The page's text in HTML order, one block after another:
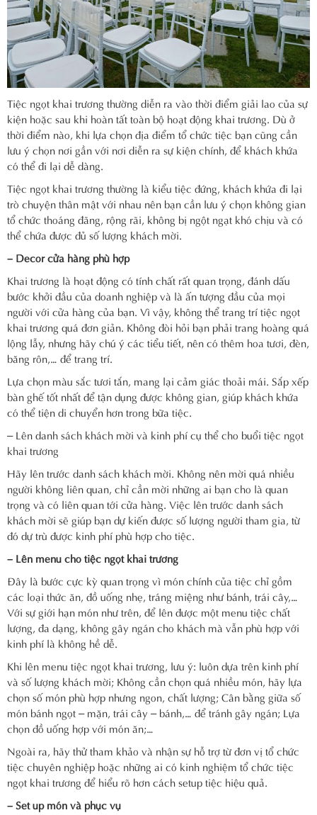
Tiệc ngọt khai trương thường diễn ra vào thời điểm giải lao của sự
kiện hoặc sau khi hoàn tất toàn bộ hoạt động khai trương. Dù ở
thời điểm nào, khi lựa chọn địa điểm tổ chức tiệc bạn cũng cần
lưu ý chọn nơi gần với nơi diễn ra sự kiện chính, để khách khứa
có thể đi lại dễ dàng.
Tiệc ngọt khai trương thường là kiểu tiệc đứng, khách khứa đi lại
trò chuyện thân mật với nhau nên bạn cần lưu ý chọn không gian
tổ chức thoáng đãng, rộng rãi, không bị ngột ngạt khó chịu và có
thể chứa được đủ số lượng khách mời.
– Decor cửa hàng phù hợp
Khai trương là hoạt động có tính chất rất quan trọng, đánh dấu
bước khởi đầu của doanh nghiệp và là ấn tượng đầu của mọi
người với cửa hàng của bạn. Vì vậy, không thể trang trí tiệc ngọt
khai trương quá đơn giản. Không đòi hỏi bạn phải trang hoàng quá
lộng lẫy, nhưng hãy chú ý các tiểu tiết, nên có thêm hoa tươi, đèn,
băng rôn,… để trang trí.
Lựa chọn màu sắc tươi tắn, mang lại cảm giác thoải mái. Sắp xếp
bàn ghế tốt nhất để tận dụng được không gian, giúp khách khứa
có thể tiện di chuyển hơn trong bữa tiệc.
– Lên danh sách khách mời và kinh phí cụ thể cho buổi tiệc ngọt
khai trương
Hãy lên trước danh sách khách mời. Không nên mời quá nhiều
người không liên quan, chỉ cần mời những ai bạn cho là quan
trọng và có liên quan tới cửa hàng. Việc lên trước danh sách
khách mời sẽ giúp bạn dự kiến được số lượng người tham gia, từ
đó dự trù được kinh phí phù hợp cho tiệc.
– Lên menu cho tiệc ngọt khai trương
Đây là bước cực kỳ quan trọng vì món chính của tiệc chỉ gồm
các loại thức ăn, đồ uống nhẹ, tráng miệng như bánh, trái cây,…
Với sự giới hạn món như trên, để lên được một menu tiệc chất
lượng, đa dạng, không gây ngán cho khách mà vẫn phù hợp với
kinh phí là không hề dễ.
Khi lên menu tiệc ngọt khai trương, lưu ý: luôn dựa trên kinh phí
và số lượng khách mời; Không cần chọn quá nhiều món, hãy lựa
chọn số món phù hợp nhưng ngon, chất lượng; Cân bằng giữa số
món bánh ngọt – mặn, trái cây – bánh,… để tránh gây ngán; Lựa
chọn đồ uống hợp với món ăn;…
Ngoài ra, hãy thử tham khảo và nhận sự hỗ trợ từ đơn vị tổ chức
tiệc chuyên nghiệp hoặc những ai có kinh nghiệm tổ chức tiệc
ngọt khai trương để hiểu rõ hơn cách setup tiệc hiệu quả.
– Set up món và phục vụ